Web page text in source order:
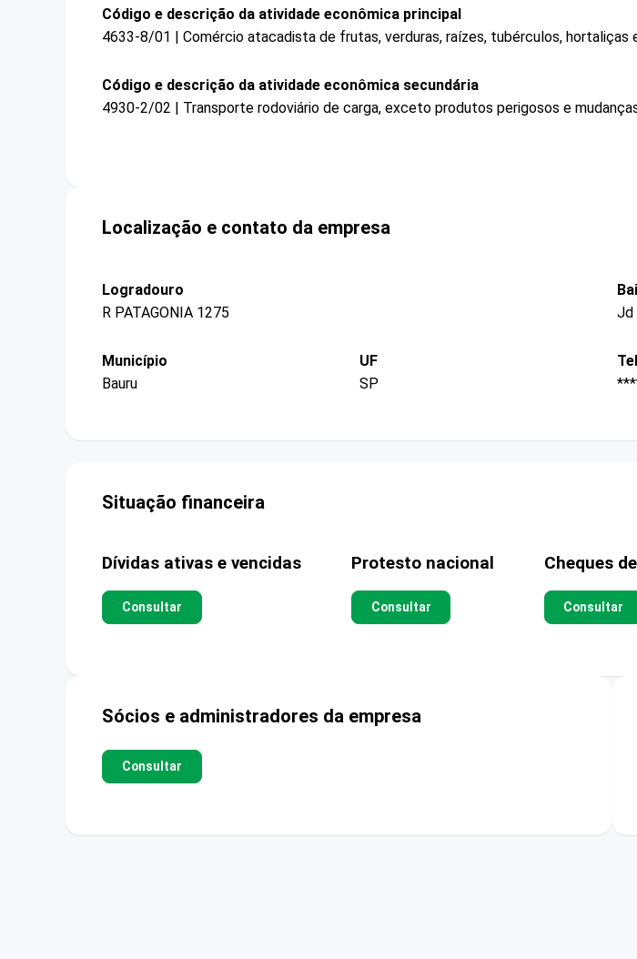
Código e descrição da atividade econômica principal
4633-8/01 | Comércio atacadista de frutas, verduras, raízes, tubérculos, hortaliças
Código e descrição da atividade econômica secundária
4930-2/02 | Transporte rodoviário de carga, exceto produtos perigosos e
Localização e contato da empresa
Logradouro
R PATAGONIA 1275
Jd
Município
Bauru
UF
SP
Situação financeira
Dívidas ativas e vencidas
Consultar
Protesto nacional
Consultar
Cheques
Consultar
Sócios e administradores da empresa
Consultar